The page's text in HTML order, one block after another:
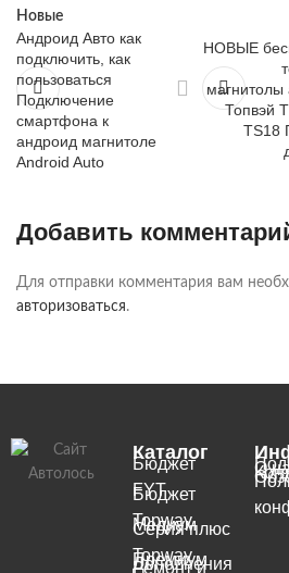
Новые
Андроид Авто как
подключить, как
пользоваться
Подключение
смартфона к
андроид магнитоле
Android Auto
НОВЫЕ
магнитолы
Топвэй
TS18
Добавить
Для отправки комментария вам
авторизоваться.
Каталог
Бюджет
FYT
Бюджет
Topway
Медиум
Серия плюс
Topway
Премиум
Дополнения
Ремонт и
О